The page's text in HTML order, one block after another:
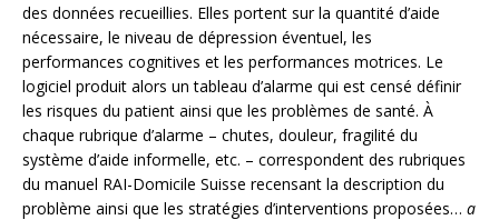
des données recueillies. Elles portent sur la quantité d’aide
nécessaire, le niveau de dépression éventuel, les
performances cognitives et les performances motrices. Le
logiciel produit alors un tableau d’alarme qui est censé définir
les risques du patient ainsi que les problèmes de santé. À
chaque rubrique d’alarme – chutes, douleur, fragilité du
système d’aide informelle, etc. – correspondent des rubriques
du manuel RAI-Domicile Suisse recensant la description du
problème ainsi que les stratégies d’interventions proposées… a